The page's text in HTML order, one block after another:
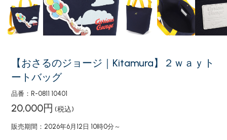
【おさるのジョージ｜Kitamura】２ｗａｙト
ートバッグ
品番：R-0811 10401
20,000円 (税込)
販売期間：2026年6月12日 10時0分～